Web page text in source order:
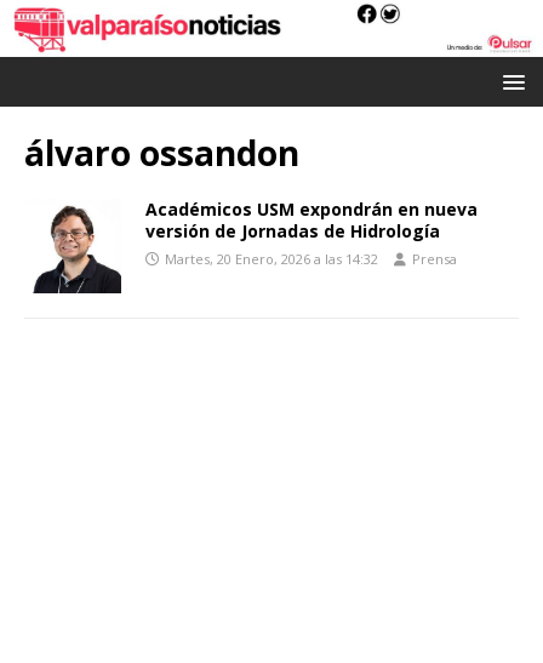
álvaro ossandon
Académicos USM expondrán en nueva
versión de Jornadas de Hidrología
Martes, 20 Enero, 2026 a las 14:32 Prensa